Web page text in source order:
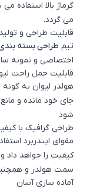
می گردد.
قابلیت طراحی و
تیم طراحی بسته
اختصاصی و نمونه
قابلیت حمل راحت
هولدر لیوان به
جای خود مانده و
شود
طراحی گرافیک با
مقوای ایندربرد
کیفیت را خواهد داد
سمت هولدر و
آماده سازی آسان